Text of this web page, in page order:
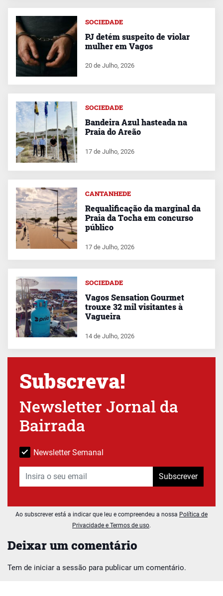
Deixar um comentário
Tem de iniciar a sessão para publicar um comentário.
SOCIEDADE
PJ detém suspeito de violar
mulher em Vagos
20 de Julho, 2026
SOCIEDADE
Bandeira Azul hasteada na
Praia do Areão
17 de Julho, 2026
CANTANHEDE
Requalificação da marginal da
Praia da Tocha em concurso
público
17 de Julho, 2026
SOCIEDADE
Vagos Sensation Gourmet
trouxe 32 mil visitantes à
Vagueira
14 de Julho, 2026
Subscreva!
Newsletter Jornal da
Bairrada
Newsletter Semanal
Subscrever
Ao subscrever está a indicar que leu e compreendeu a nossa Política de
Privacidade e Termos de uso.